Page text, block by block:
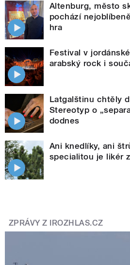
Altenburg, město
pochází
hra
Festival v
arabský rock i
Latgalštinu chtěly
Stereotyp o
dodnes
Ani knedlíky, ani
specialitou je likér
ZPRÁVY Z IROZHLAS.CZ